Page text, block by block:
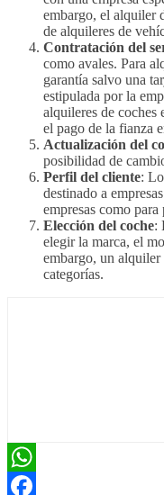
embargo, el alquiler
de alquileres de
Contratación del
como avales. Para
garantía salvo una
estipulada por la
alquileres de coches
el pago de la fianza
Actualización del
posibilidad de
Perfil del cliente:
destinado a
empresas como para
Elección del coche:
elegir la marca, el
embargo, un alquiler
categorías.
WhatsApp